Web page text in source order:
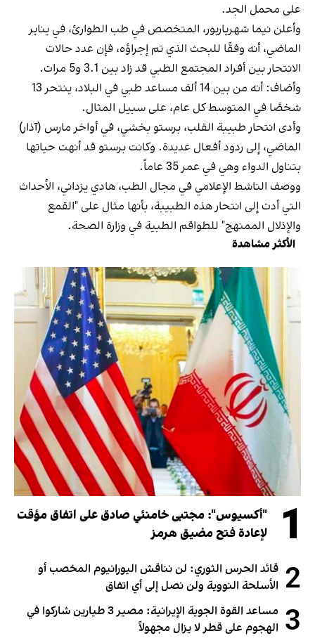
على محمل الجد.
وأعلن نيما شهرياربور، المتخصص في طب الطوارئ، في يناير
الماضي، أنه وفقًا للبحث الذي تم إجراؤه، فإن عدد حالات
الانتحار بين أفراد المجتمع الطبي قد زاد بين 3.1 و5 مرات.
وأضاف: أنه من بين 14 ألف مساعد طبي في البلاد، ينتحر 13
شخصًا في المتوسط كل عام، على سبيل المثال.
وأدى انتحار طبيبة القلب، برستو بخشي، في أواخر مارس (آذار)
الماضي، إلى ردود أفعال عديدة. وكانت برستو قد أنهت حياتها
بتناول الدواء وهي في عمر 35 عاماً.
ووصف الناشط الإعلامي في مجال الطب، هادي يزداني، الأحداث
التي أدت إلى انتحار هذه الطبيبة، بأنها مثال على "القمع
والإذلال الممنهج" للطواقم الطبية في وزارة الصحة.
الأكثر مشاهدة
1
"أكسيوس": مجتبى خامنئي صادق على اتفاق مؤقت
لإعادة فتح مضيق هرمز
2 قائد الحرس الثوري: لن نناقش اليورانيوم المخصب أو
الأسلحة النووية ولن نصل إلى أي اتفاق
3
مساعد القوة الجوية الإيرانية: مصير 3 طيارين شاركوا في
الهجوم على قطر لا يزال مجهولاً